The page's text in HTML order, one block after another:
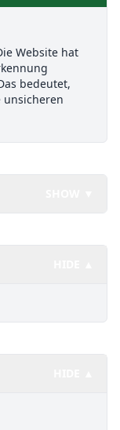
Website hat
bedeutet,
unsicheren